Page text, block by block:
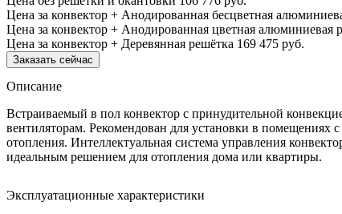
Цена за конвектор + Анодированная бесцветная
Цена за конвектор + Анодированная цветная алюминиевая
Цена за конвектор + Деревянная решётка 169 475 руб.
Заказать сейчас
Описание
Встраиваемый в пол конвектор с принудительной
вентиляторам. Рекомендован для установки в помещениях
отопления. Интеллектуальная система управления
идеальным решением для отопления дома или квартиры.
Эксплуатационные характеристики